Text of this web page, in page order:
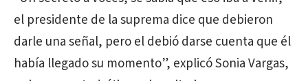
el presidente de la suprema dice que debieron
darle una señal, pero el debió darse cuenta que él
había llegado su momento”, explicó Sonia Vargas,